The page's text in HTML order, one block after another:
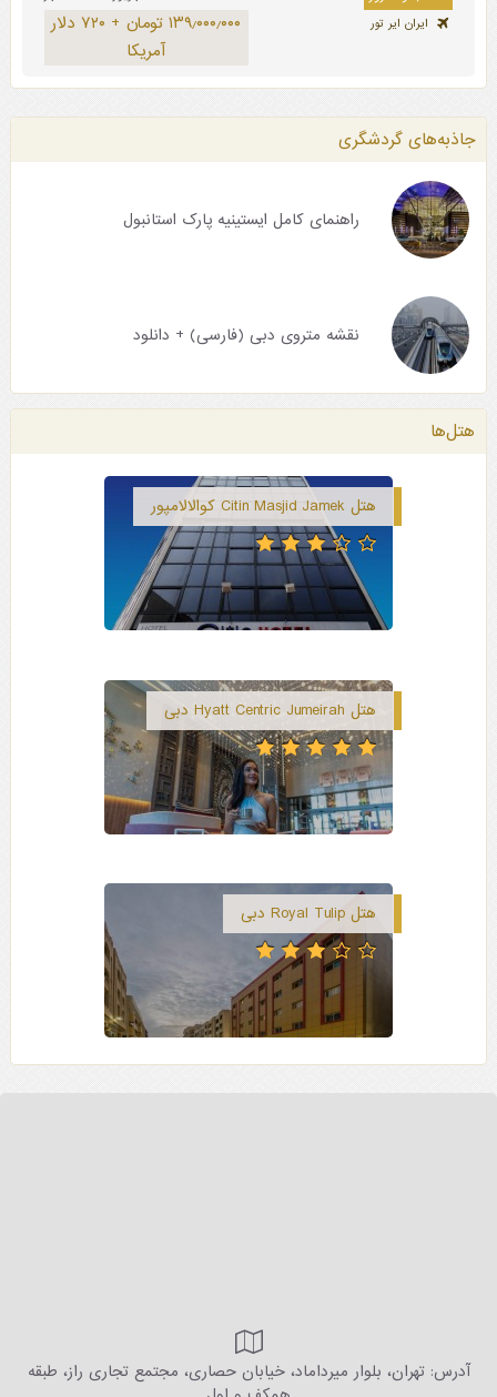
ایران ایر تور
۱۳۹٫۰۰۰٫۰۰۰ تومان + ۷۲۰ دلار
آمریکا
جاذبه‌های گردشگری
راهنمای کامل ایستینیه پارک استانبول
نقشه متروی دبی (فارسی) + دانلود
هتل‌ها
هتل Citin Masjid Jamek کوالالامپور
هتل Hyatt Centric Jumeirah دبی
هتل Royal Tulip دبی
آدرس: تهران، بلوار میرداماد، خیابان حصاری، مجتمع تجاری راز، طبقه